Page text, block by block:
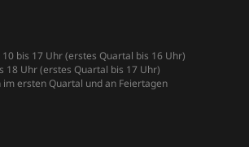
bis 17 Uhr (erstes Quartal bis 16 Uhr)
18 Uhr (erstes Quartal bis 17 Uhr)
ersten Quartal und an Feiertagen